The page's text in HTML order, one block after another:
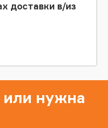
доставки в/из
или нужна